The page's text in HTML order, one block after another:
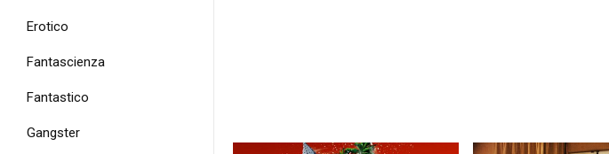
Erotico
Fantascienza
Fantastico
Gangster